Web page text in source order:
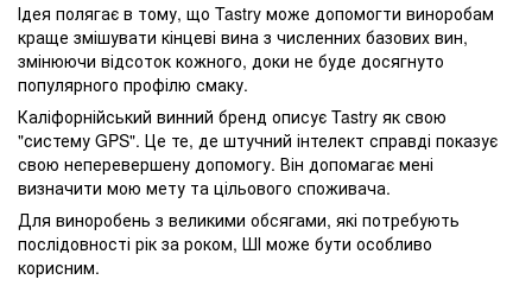
Ідея полягає в тому, що Tastry може допомогти виноробам
краще змішувати кінцеві вина з численних базових вин,
змінюючи відсоток кожного, доки не буде досягнуто
популярного профілю смаку.
Каліфорнійський винний бренд описує Tastry як свою
"систему GPS". Це те, де штучний інтелект справді показує
свою неперевершену допомогу. Він допомагає мені
визначити мою мету та цільового споживача.
Для виноробень з великими обсягами, які потребують
послідовності рік за роком, ШІ може бути особливо
корисним.